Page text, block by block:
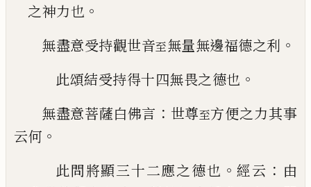
之神力也 。
無盡意受持觀世音至無量無邊福德之利 。
此頌結受持得十四無畏之德也 。
無盡意菩薩白佛言 ： 世尊至方便之力其事
云何 。
此問將顯三十二應之德也 。 經云 ： 由